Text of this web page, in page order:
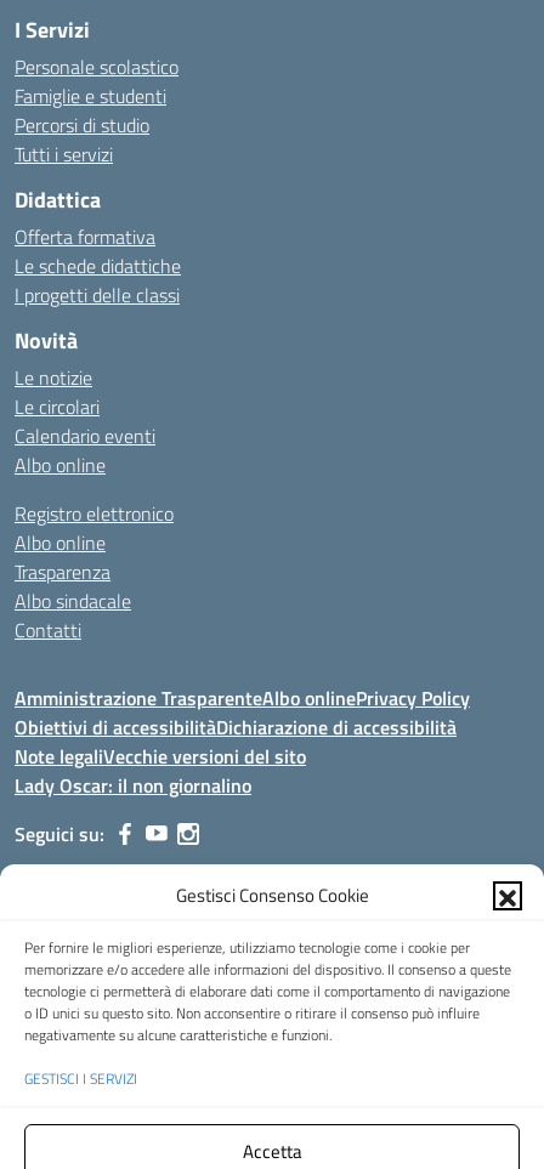
Gestisci Consenso Cookie
Per fornire le migliori esperienze, utilizziamo tecnologie come i cookie per
memorizzare e/o accedere alle informazioni del dispositivo. Il consenso a queste
tecnologie ci permetterà di elaborare dati come il comportamento di navigazione
o ID unici su questo sito. Non acconsentire o ritirare il consenso può influire
negativamente su alcune caratteristiche e funzioni.
GESTISCI I SERVIZI
Accetta
I Servizi
Personale scolastico
Famiglie e studenti
Percorsi di studio
Tutti i servizi
Didattica
Offerta formativa
Le schede didattiche
I progetti delle classi
Novità
Le notizie
Le circolari
Calendario eventi
Albo online
Registro elettronico
Albo online
Trasparenza
Albo sindacale
Contatti
Amministrazione TrasparenteAlbo onlinePrivacy Policy
Obiettivi di accessibilitàDichiarazione di accessibilità
Note legaliVecchie versioni del sito
Lady Oscar: il non giornalino
Seguici su:
Viale Aldo Moro, 51 - 24021 Albino (Bg)
Posta elettronica certificata (PEC):bgis00900b@pec.istruzione.it
Codice fiscale: 95002390169
Codice meccanografico:BGIS00900B
Codice unico di fatturazione (CUF): UFMHLX
Spazio web concesso in uso gratuito daWeb3king, via Pertini 8 ALBINO